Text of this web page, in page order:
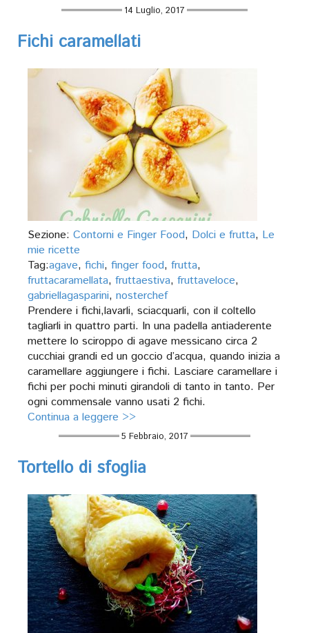
14 Luglio, 2017
Fichi caramellati
Sezione: Contorni e Finger Food, Dolci e frutta, Le
mie ricette
Tag:agave, fichi, finger food, frutta,
fruttacaramellata, fruttaestiva, fruttaveloce,
gabriellagasparini, nosterchef
Prendere i fichi,lavarli, sciacquarli, con il coltello
tagliarli in quattro parti. In una padella antiaderente
mettere lo sciroppo di agave messicano circa 2
cucchiai grandi ed un goccio d’acqua, quando inizia a
caramellare aggiungere i fichi. Lasciare caramellare i
fichi per pochi minuti girandoli di tanto in tanto. Per
ogni commensale vanno usati 2 fichi.
Continua a leggere >>
5 Febbraio, 2017
Tortello di sfoglia